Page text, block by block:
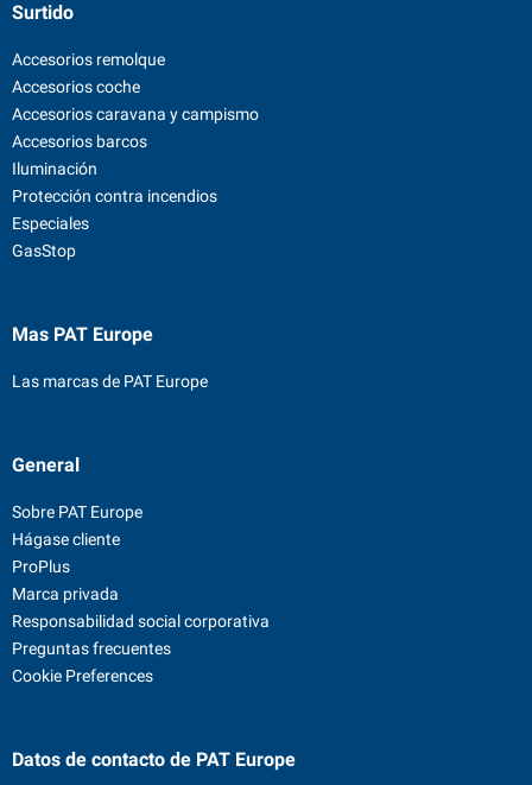
Surtido
Accesorios remolque
Accesorios coche
Accesorios caravana y campismo
Accesorios barcos
Iluminación
Protección contra incendios
Especiales
GasStop
Mas PAT Europe
Las marcas de PAT Europe
General
Sobre PAT Europe
Hágase cliente
ProPlus
Marca privada
Responsabilidad social corporativa
Preguntas frecuentes
Cookie Preferences
Datos de contacto de PAT Europe